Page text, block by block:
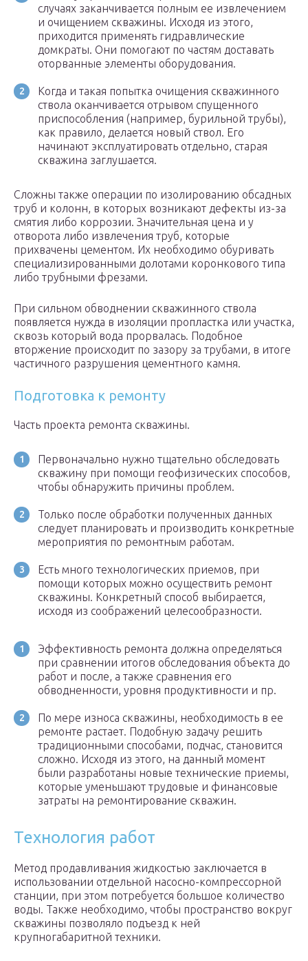
случаях заканчивается полным ее извлечением
и очищением скважины. Исходя из этого,
приходится применять гидравлические
домкраты. Они помогают по частям доставать
оторванные элементы оборудования.
Когда и такая попытка очищения скважинного
ствола оканчивается отрывом спущенного
приспособления (например, бурильной трубы),
как правило, делается новый ствол. Его
начинают эксплуатировать отдельно, старая
скважина заглушается.
Сложны также операции по изолированию обсадных
труб и колонн, в которых возникают дефекты из-за
смятия либо коррозии. Значительная цена и у
отворота либо извлечения труб, которые
прихвачены цементом. Их необходимо обуривать
специализированными долотами коронкового типа
либо трубными фрезами.
При сильном обводнении скважинного ствола
появляется нужда в изоляции пропластка или участка,
сквозь который вода прорвалась. Подобное
вторжение происходит по зазору за трубами, в итоге
частичного разрушения цементного камня.
Подготовка к ремонту
Часть проекта ремонта скважины.
Первоначально нужно тщательно обследовать
скважину при помощи геофизических способов,
чтобы обнаружить причины проблем.
Только после обработки полученных данных
следует планировать и производить конкретные
мероприятия по ремонтным работам.
Есть много технологических приемов, при
помощи которых можно осуществить ремонт
скважины. Конкретный способ выбирается,
исходя из соображений целесообразности.
Эффективность ремонта должна определяться
при сравнении итогов обследования объекта до
работ и после, а также сравнения его
обводненности, уровня продуктивности и пр.
По мере износа скважины, необходимость в ее
ремонте растает. Подобную задачу решить
традиционными способами, подчас, становится
сложно. Исходя из этого, на данный момент
были разработаны новые технические приемы,
которые уменьшают трудовые и финансовые
затраты на ремонтирование скважин.
Технология работ
Метод продавливания жидкостью заключается в
использовании отдельной насосно-компрессорной
станции, при этом потребуется большое количество
воды. Также необходимо, чтобы пространство вокруг
скважины позволяло подъезд к ней
крупногабаритной техники.